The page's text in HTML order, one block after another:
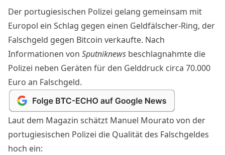
Der portugiesischen Polizei gelang gemeinsam mit
Europol ein Schlag gegen einen Geldfälscher-Ring, der
Falschgeld gegen Bitcoin verkaufte. Nach
Informationen von Sputniknews beschlagnahmte die
Polizei neben Geräten für den Gelddruck circa 70.000
Euro an Falschgeld.
Laut dem Magazin schätzt Manuel Mourato von der
portugiesischen Polizei die Qualität des Falschgeldes
hoch ein: